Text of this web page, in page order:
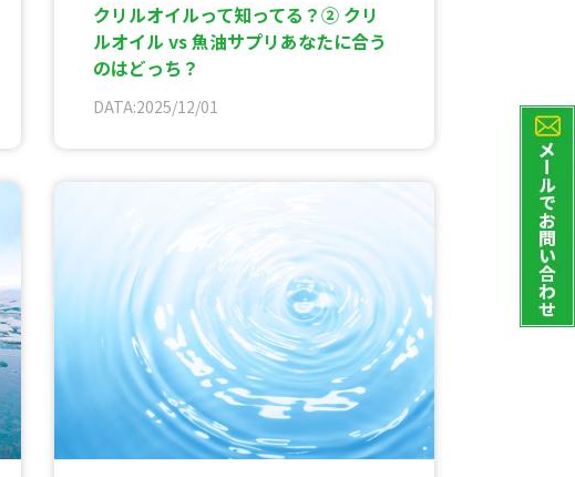
クリルオイルって知ってる？② クリ
ルオイル vs 魚油サプリあなたに合う
のはどっち？
DATA:2025/12/01